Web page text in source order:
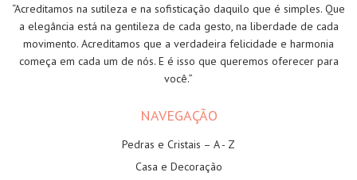
“Acreditamos na sutileza e na sofisticação daquilo que é simples. Que
a elegância está na gentileza de cada gesto, na liberdade de cada
movimento. Acreditamos que a verdadeira felicidade e harmonia
começa em cada um de nós. E é isso que queremos oferecer para
você.”
NAVEGAÇÃO
Pedras e Cristais – A - Z
Casa e Decoração